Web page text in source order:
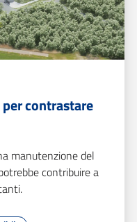
contrastare
manutenzione del
contribuire a